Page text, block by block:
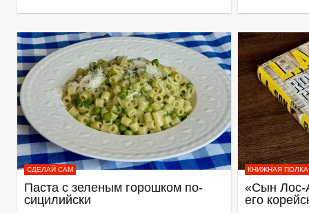
СДЕЛАЙ САМ
Паста с зеленым горошком по-
сицилийски
КНИЖНАЯ ПОЛКА
«Сын Лос-
его